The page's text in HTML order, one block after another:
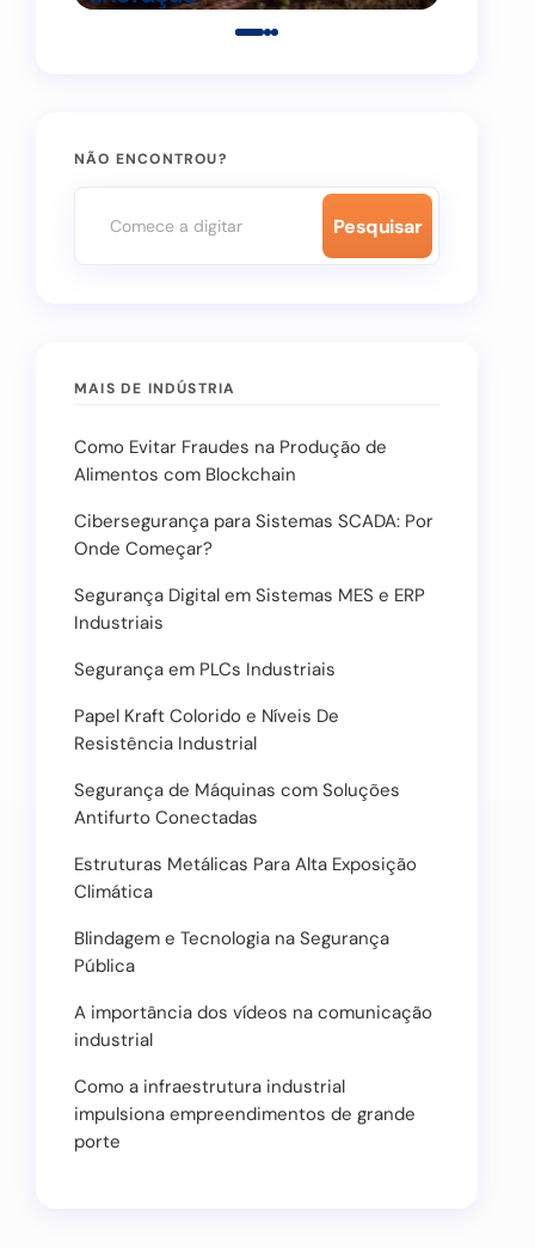
NÃO ENCONTROU?
Pesquisar
MAIS DE INDÚSTRIA
Como Evitar Fraudes na Produção de
Alimentos com Blockchain
Cibersegurança para Sistemas SCADA: Por
Onde Começar?
Segurança Digital em Sistemas MES e ERP
Industriais
Segurança em PLCs Industriais
Papel Kraft Colorido e Níveis De
Resistência Industrial
Segurança de Máquinas com Soluções
Antifurto Conectadas
Estruturas Metálicas Para Alta Exposição
Climática
Blindagem e Tecnologia na Segurança
Pública
A importância dos vídeos na comunicação
industrial
Como a infraestrutura industrial
impulsiona empreendimentos de grande
porte